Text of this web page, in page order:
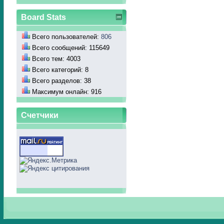
Board Stats
Всего пользователей:806
Всего сообщений: 115649
Всего тем: 4003
Всего категорий: 8
Всего разделов: 38
Максимум онлайн: 916
Счетчики